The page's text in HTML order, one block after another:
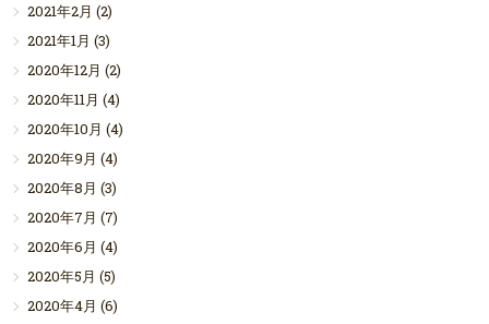
2021年2月 (2)
2021年1月 (3)
2020年12月 (2)
2020年11月 (4)
2020年10月 (4)
2020年9月 (4)
2020年8月 (3)
2020年7月 (7)
2020年6月 (4)
2020年5月 (5)
2020年4月 (6)